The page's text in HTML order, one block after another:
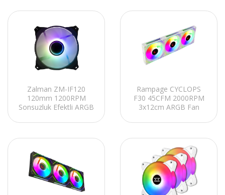
Zalman ZM-IF120
120mm 1200RPM
Sonsuzluk Efektli ARGB
Rampage CYCLOPS
F30 45CFM 2000RPM
3x12cm ARGB Fan
Tümleşik Beyaz Kasa